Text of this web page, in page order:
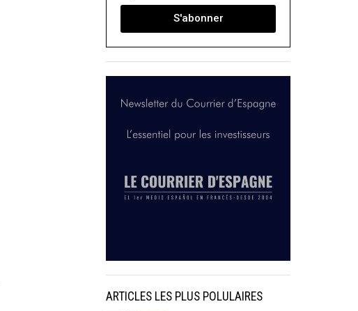
S'abonner
ARTICLES LES PLUS POLULAIRES